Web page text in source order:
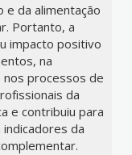
e da alimentação
Portanto, a
impacto positivo
na
processos de
da
e contribuiu para
da